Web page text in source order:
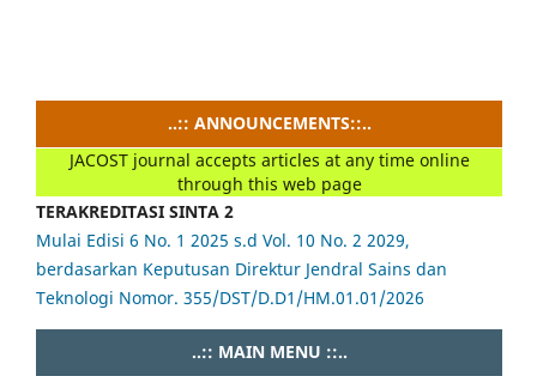
..:: ANNOUNCEMENTS::..
JACOST journal accepts articles at any time online
through this web page
TERAKREDITASI SINTA 2
Mulai Edisi 6 No. 1 2025 s.d Vol. 10 No. 2 2029,
berdasarkan Keputusan Direktur Jendral Sains dan
Teknologi Nomor. 355/DST/D.D1/HM.01.01/2026
..:: MAIN MENU ::..